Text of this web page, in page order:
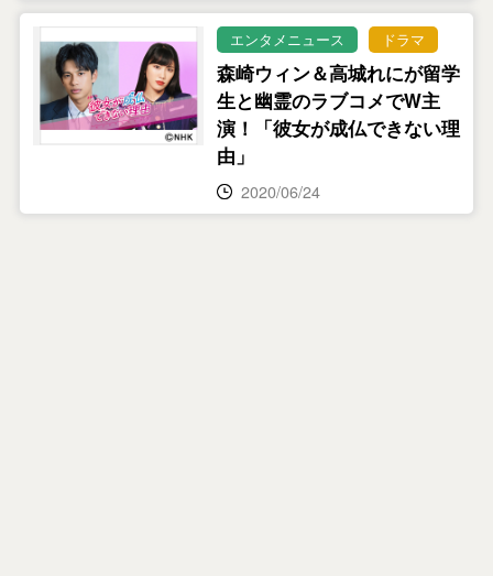
エンタメニュース ドラマ
森崎ウィン＆高城れにが留学
生と幽霊のラブコメでW主
演！「彼女が成仏できない理
由」
2020/06/24